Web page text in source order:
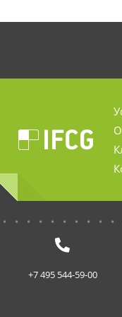
+7 495 544-59-00